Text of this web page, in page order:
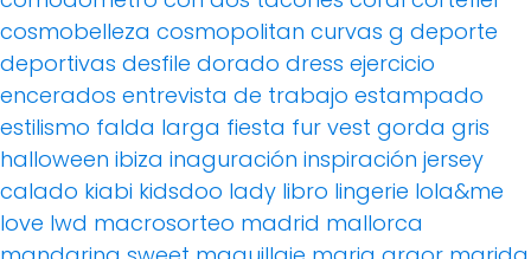
cosmobelleza cosmopolitan curvas g deporte
deportivas desfile dorado dress ejercicio
encerados entrevista de trabajo estampado
estilismo falda larga fiesta fur vest gorda gris
halloween ibiza inaguración inspiración jersey
calado kiabi kidsdoo lady libro lingerie lola&me
love lwd macrosorteo madrid mallorca